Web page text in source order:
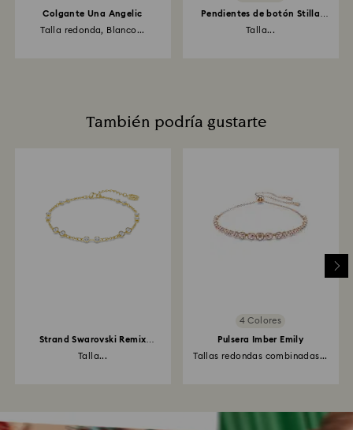
Colgante Una Angelic
Talla redonda, Blanco...
Pendientes de botón Stilla
Talla...
También podría gustarte
Strand Swarovski Remix
Talla...
4 Colores
Pulsera Imber Emily
Tallas redondas combinadas...